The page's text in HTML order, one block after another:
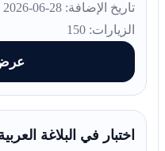
تاريخ الإضافة: 28-06-2026
الزيارات: 150
عرض
اختبار في البلاغة